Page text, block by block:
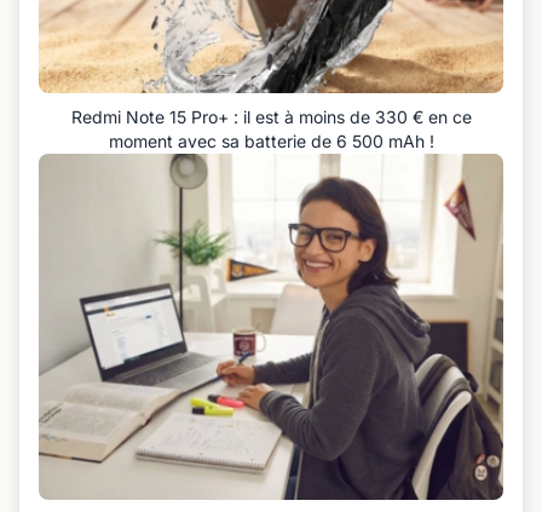
Redmi Note 15 Pro+ : il est à moins de 330 € en ce
moment avec sa batterie de 6 500 mAh !